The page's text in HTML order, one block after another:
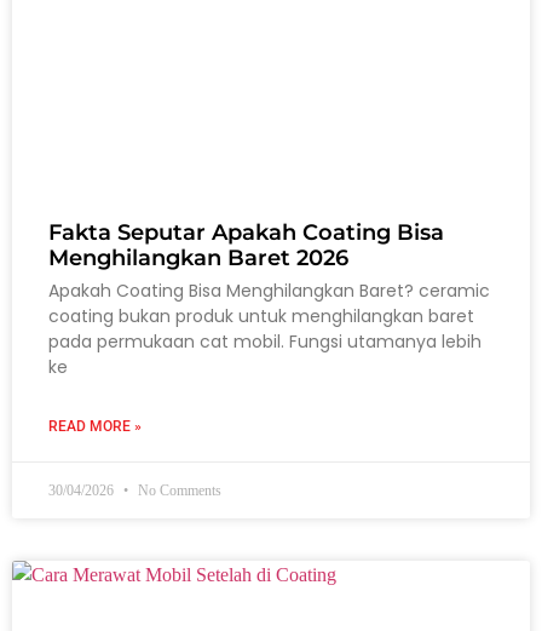
Fakta Seputar Apakah Coating Bisa
Menghilangkan Baret 2026
Apakah Coating Bisa Menghilangkan Baret? ceramic
coating bukan produk untuk menghilangkan baret
pada permukaan cat mobil. Fungsi utamanya lebih
ke
READ MORE »
30/04/2026 No Comments